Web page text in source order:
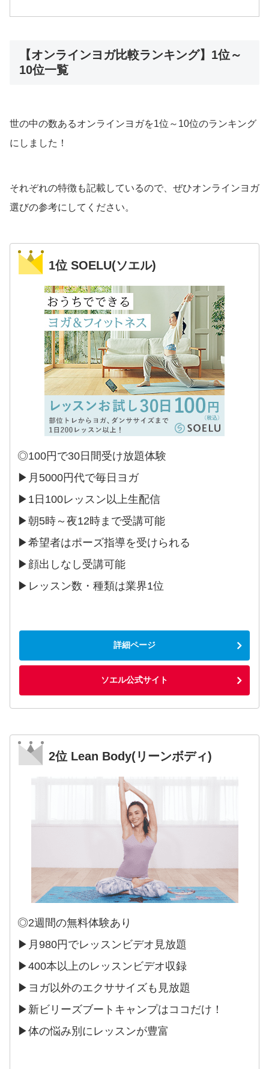
【オンラインヨガ比較ランキング】1位～
10位一覧
世の中の数あるオンラインヨガを1位～10位のランキング
にしました！
それぞれの特徴も記載しているので、ぜひオンラインヨガ
選びの参考にしてください。
1位 SOELU(ソエル)
◎100円で30日間受け放題体験
▶︎月5000円代で毎日ヨガ
▶︎1日100レッスン以上生配信
▶︎朝5時～夜12時まで受講可能
▶︎希望者はポーズ指導を受けられる
▶︎顔出しなし受講可能
▶︎レッスン数・種類は業界1位
詳細ページ
ソエル公式サイト
2位 Lean Body(リーンボディ)
◎2週間の無料体験あり
▶︎月980円でレッスンビデオ見放題
▶︎400本以上のレッスンビデオ収録
▶︎ヨガ以外のエクササイズも見放題
▶︎新ビリーズブートキャンプはココだけ！
▶︎体の悩み別にレッスンが豊富